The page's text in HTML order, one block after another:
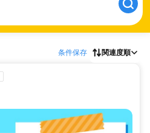
条件保存 関連度順